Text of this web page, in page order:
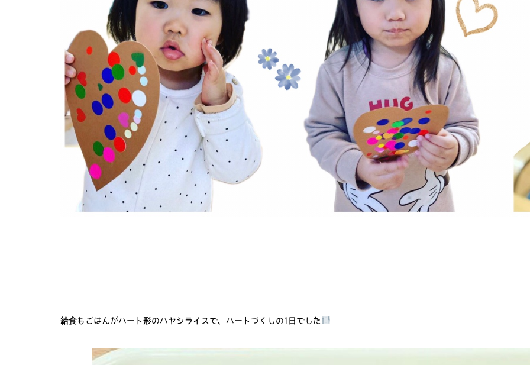
給食もごはんがハート形のハヤシライスで、ハートづくしの1日でした